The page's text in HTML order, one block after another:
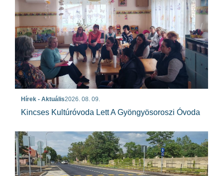
Hírek - Aktuális2026. 08. 09.
Kincses Kultúróvoda Lett A Gyöngyösoroszi Óvoda